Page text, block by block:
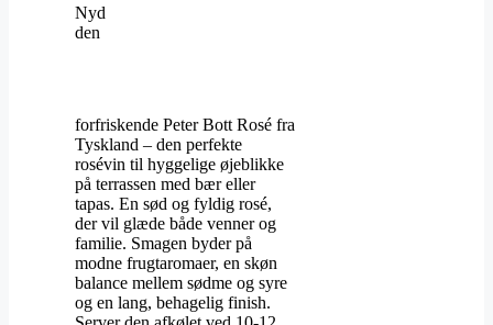
Nyd
den
forfriskende Peter Bott Rosé fra
Tyskland – den perfekte
rosévin til hyggelige øjeblikke
på terrassen med bær eller
tapas. En sød og fyldig rosé,
der vil glæde både venner og
familie. Smagen byder på
modne frugtaromaer, en skøn
balance mellem sødme og syre
og en lang, behagelig finish.